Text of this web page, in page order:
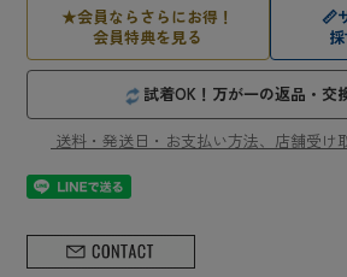
★会員ならさらにお得！
会員特典を見る
📏
試着OK！万が一の返品・交
送料・発送日・お支払い方法、店舗受け